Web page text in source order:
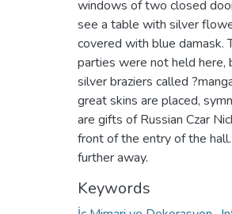
windows of two closed
see a table with silver
covered with blue damask.
parties were not held here,
silver braziers called
great skins are placed,
are gifts of Russian Czar
front of the entry of the
further away.
Keywords